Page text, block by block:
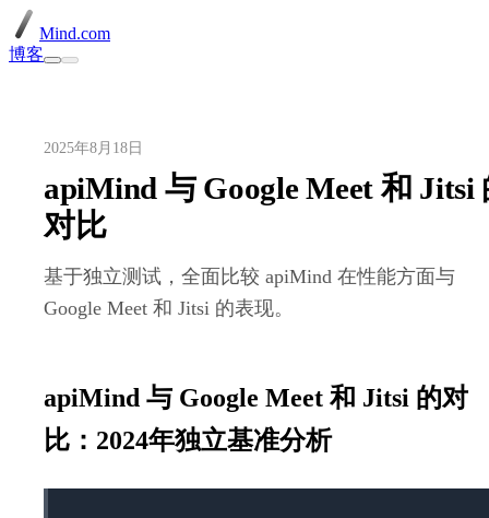
Mind.com
博客
2025年8月18日
apiMind 与 Google Meet 和 Jitsi
对比
基于独立测试，全面比较 apiMind 在性能方面与
Google Meet 和 Jitsi 的表现。
apiMind 与 Google Meet 和 Jitsi 的对
比：2024年独立基准分析